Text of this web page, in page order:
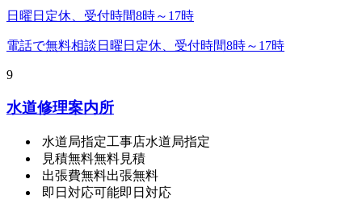
日曜日定休、受付時間8時～17時
電話で無料相談 日曜日定休、受付時間8時～17時
9
水道修理案内所
水道局指定工事店水道局指定
見積無料無料見積
出張費無料出張無料
即日対応可能即日対応